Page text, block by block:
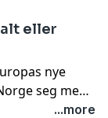
eller
nye
seg med.
...more